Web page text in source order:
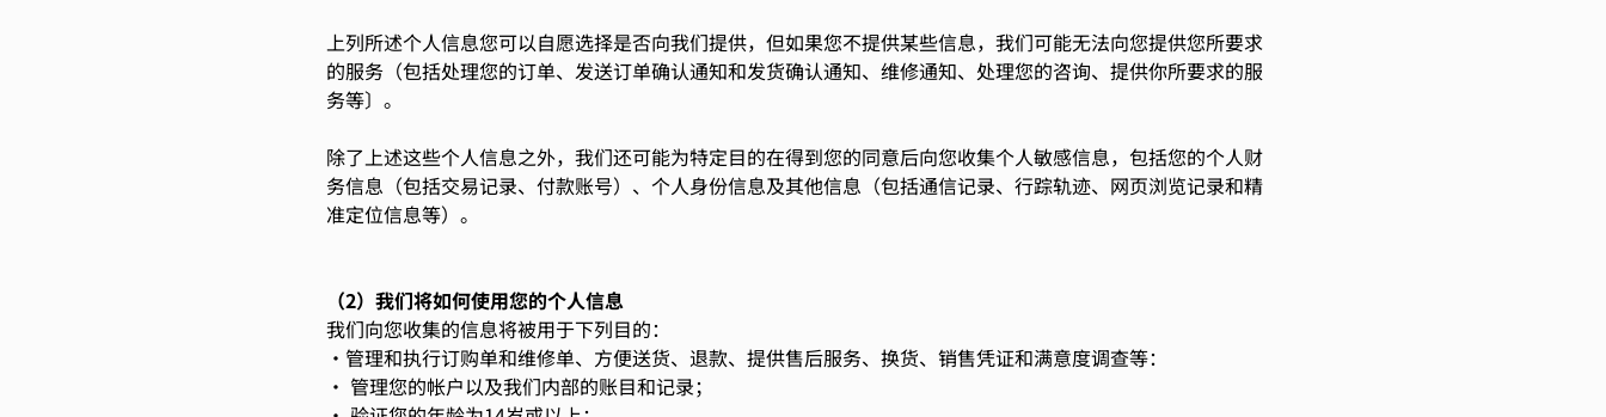
上列所述个人信息您可以自愿选择是否向我们提供，但如果您不提供某些信息，我们可能无法向您提供您所要求
的服务（包括处理您的订单、发送订单确认通知和发货确认通知、维修通知、处理您的咨询、提供你所要求的服
务等〕。
除了上述这些个人信息之外，我们还可能为特定目的在得到您的同意后向您收集个人敏感信息，包括您的个人财
务信息（包括交易记录、付款账号）、个人身份信息及其他信息（包括通信记录、行踪轨迹、网页浏览记录和精
准定位信息等）。
（2）我们将如何使用您的个人信息
我们向您收集的信息将被用于下列目的：
•管理和执行订购单和维修单、方便送货、退款、提供售后服务、换货、销售凭证和满意度调查等：
• 管理您的帐户以及我们内部的账目和记录；